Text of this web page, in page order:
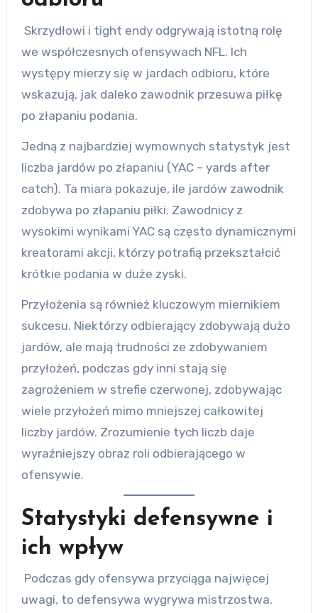
Skrzydłowi i tight endy odgrywają istotną rolę
we współczesnych ofensywach NFL. Ich
występy mierzy się w jardach odbioru, które
wskazują, jak daleko zawodnik przesuwa piłkę
po złapaniu podania.
Jedną z najbardziej wymownych statystyk jest
liczba jardów po złapaniu (YAC – yards after
catch). Ta miara pokazuje, ile jardów zawodnik
zdobywa po złapaniu piłki. Zawodnicy z
wysokimi wynikami YAC są często dynamicznymi
kreatorami akcji, którzy potrafią przekształcić
krótkie podania w duże zyski.
Przyłożenia są również kluczowym miernikiem
sukcesu. Niektórzy odbierający zdobywają dużo
jardów, ale mają trudności ze zdobywaniem
przyłożeń, podczas gdy inni stają się
zagrożeniem w strefie czerwonej, zdobywając
wiele przyłożeń mimo mniejszej całkowitej
liczby jardów. Zrozumienie tych liczb daje
wyraźniejszy obraz roli odbierającego w
ofensywie.
Statystyki defensywne i
ich wpływ
Podczas gdy ofensywa przyciąga najwięcej
uwagi, to defensywa wygrywa mistrzostwa.